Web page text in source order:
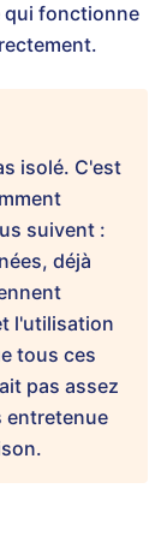
qui fonctionne
isolé. C'est
suivent :
déjà
l'utilisation
tous ces
pas assez
entretenue